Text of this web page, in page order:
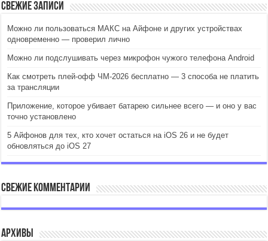
Свежие записи
Можно ли пользоваться МАКС на Айфоне и других устройствах
одновременно — проверил лично
Можно ли подслушивать через микрофон чужого телефона Android
Как смотреть плей-офф ЧМ-2026 бесплатно — 3 способа не платить
за трансляции
Приложение, которое убивает батарею сильнее всего — и оно у вас
точно установлено
5 Айфонов для тех, кто хочет остаться на iOS 26 и не будет
обновляться до iOS 27
Свежие комментарии
Архивы